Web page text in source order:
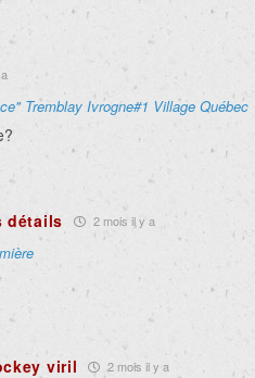
Tremblay Ivrogne#1 Village Québec
détails 2 mois il y a
viril 2 mois il y a